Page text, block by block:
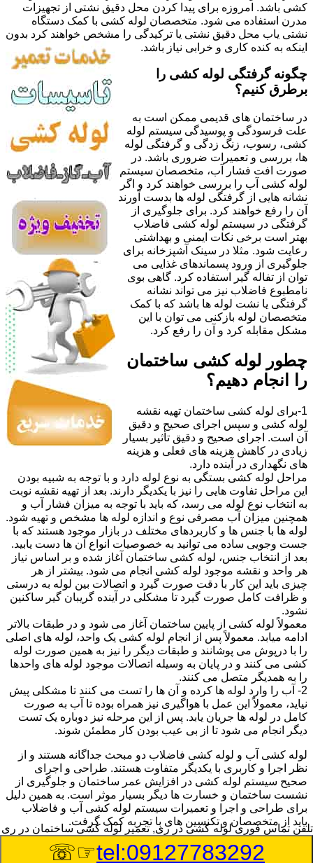
کشی باشد. امروزه برای پیدا کردن محل دقیق نشتی از تجهیزات
مدرن استفاده می شود. متخصصان لوله کشی با کمک دستگاه
نشتی یاب محل دقیق نشتی یا ترکیدگی را مشخص خواهند کرد بدون
اینکه به کنده کاری و خرابی نیاز باشد.
چگونه گرفتگی لوله کشی را
برطرق کنیم؟
در ساختمان های قدیمی ممکن است به
علت فرسودگی و پوسیدگی سیستم لوله
کشی، رسوب، زنگ زدگی و گرفتگی لوله
ها، بررسی و تعمیرات ضروری باشد. در
صورت افت فشار آب، متخصصان سیستم
لوله کشی آب را بررسی خواهند کرد و اگر
نشانه هایی از گرفتگی لوله ها بدست آورند
آن را رفع خواهند کرد. برای جلوگیری از
گرفتگی در سیستم لوله کشی فاضلاب
بهتر است برخی نکات ایمنی و بهداشتی
رعایت شود. مثلا در سینک آشپزخانه برای
جلوگیری از ورود پسماندهای غذایی می
توان از تفاله گیر استفاده کرد. گاهی بوی
نامطبوع فاضلاب نیز می تواند نشانه
گرفتگی یا نشت لوله ها باشد که با کمک
متخصصان لوله بازکنی می توان با این
مشکل مقابله کرد و آن را رفع کرد.
چطور لوله کشی ساختمان
را انجام دهیم؟
1-برای لوله کشی ساختمان تهیه نقشه
لوله کشی و سپس اجرای صحیح و دقیق
آن است. اجرای صحیح و دقیق تأثیر بسیار
زیادی در کاهش هزینه های فعلی و هزینه
های نگهداری در آینده دارد.
مراحل لوله کشی بستگی به نوع لوله دارد و با توجه به شبیه بودن
این مراحل تفاوت هایی را نیز با یکدیگر دارند. بعد از تهیه نقشه نوبت
به انتخاب نوع لوله می رسد، که باید با توجه به میزان فشار آب و
همچنین میزان آب مصرفی نوع و اندازه لوله ها مشخص و تهیه شود.
لوله ها با جنس ها و کاربردهای مختلف در بازار موجود هستند که با
جست وجویی ساده می توانید به خصوصیات انواع آن ها دست یابید.
بعد از انتخاب جنس، لوله کشی ساختمان آغاز شده و بر اساس نیاز
هر واحد و نقشه موجود لوله کشی انجام می شود. بیشتر از هر
چیزی باید این کار با دقت صورت گیرد و اتصالات بین لوله به درستی
و ظرافت کامل صورت گیرد تا مشکلی در آینده گریبان گیر ساکنین
نشود.
معمولاً لوله کشی از پایین ساختمان آغاز می شود و در طبقات بالاتر
ادامه میابد. معمولاً پس از انجام لوله کشی یک واحد، لوله های اصلی
را با درپوش می پوشانند و طبقات دیگر را نیز به همین صورت لوله
کشی می کنند و در پایان به وسیله اتصالات موجود لوله های واحدها
را به همدیگر متصل می کنند.
2- آب را وارد لوله ها کرده و آن ها را تست می کنند تا مشکلی پیش
نیاید، معمولاً این عمل با هواگیری نیز همراه بوده تا آب به صورت
کامل در لوله ها جریان یابد. پس از این مرحله نیز دوباره یک تست
دیگر انجام می شود تا از بی عیب بودن کار مطمئن شوند.
لوله کشی آب و لوله کشی فاضلاب دو مبحث جداگانه هستند و از
نظر اجرا و کاربری با یکدیگر متفاوت هستند. طراحی و اجرای
صحیح سیستم لوله کشی در افزایش عمر ساختمان و جلوگیری از
نشست ساختمان و خسارت ها دیگر بسیار موثر است. به همین دلیل
برای طراحی و اجرا و تعمیرات سیستم لوله کشی آب و فاضلاب
باید از متخصصان و تکنسین های با تجربه کمک گرفت.
8/10/2026 4:40:35 PM
:Published Date
تلفن تماس فوریلوله کشی در ری, تعمیر لوله کشی ساختمان در ری
tel:09127783292
☞☏